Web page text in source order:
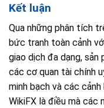
Kết luận
Qua những phân tích
bức tranh toàn cảnh
giao dịch đa dạng,
các cơ quan tài chính
minh bạch và các
WikiFX là điều mà các